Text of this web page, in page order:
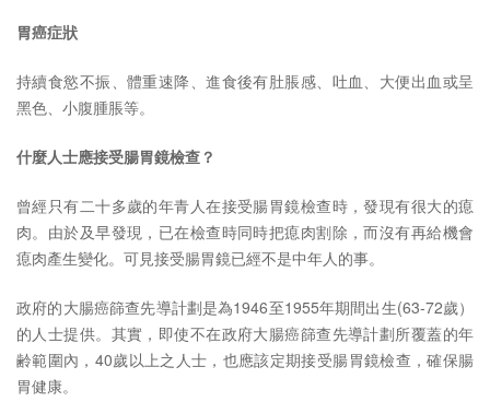
胃癌症狀
持續食慾不振、體重速降、進食後有肚脹感、吐血、大便出血或呈
黑色、小腹腫脹等。
什麼人士應接受腸胃鏡檢查？
曾經只有二十多歲的年青人在接受腸胃鏡檢查時，發現有很大的瘜
肉。由於及早發現，已在檢查時同時把瘜肉割除，而沒有再給機會
瘜肉產生變化。可見接受腸胃鏡已經不是中年人的事。
政府的大腸癌篩查先導計劃是為1946至1955年期間出生(63-72歲）
的人士提供。其實，即使不在政府大腸癌篩查先導計劃所覆蓋的年
齢範圍內，40歲以上之人士，也應該定期接受腸胃鏡檢查，確保腸
胃健康。